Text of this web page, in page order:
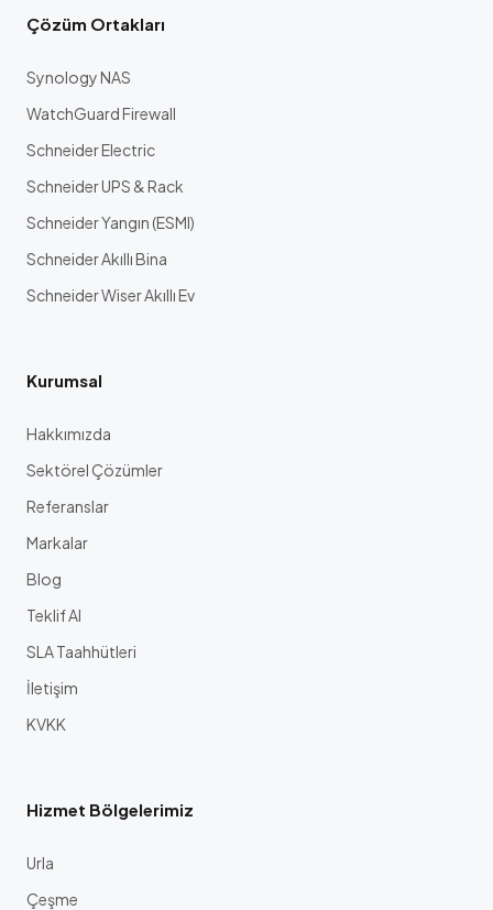
Çözüm Ortakları
Synology NAS
WatchGuard Firewall
Schneider Electric
Schneider UPS & Rack
Schneider Yangın (ESMI)
Schneider Akıllı Bina
Schneider Wiser Akıllı Ev
Kurumsal
Hakkımızda
Sektörel Çözümler
Referanslar
Markalar
Blog
Teklif Al
SLA Taahhütleri
İletişim
KVKK
Hizmet Bölgelerimiz
Urla
Çeşme